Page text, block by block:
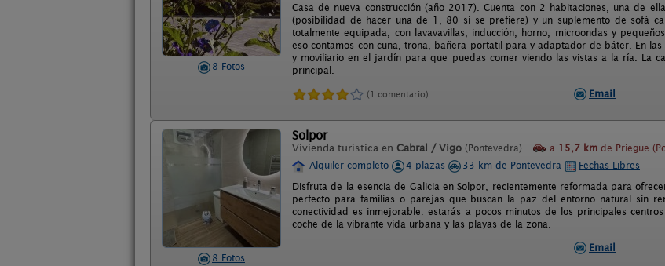
8 Fotos
Casa de nueva construcción (año 2017). Cuenta con 2 habitaciones, una de
(posibilidad de hacer una de 1, 80 si se prefiere) y un suplemento de sofá
totalmente equipada, con lavavavillas, inducción, horno, microondas y
eso contamos con cuna, trona, bañera portatil para y adaptador de báter. En
y moviliario en el jardín para que puedas comer viendo las vistas a la ría. La
principal.
(1 comentario) Email
8 Fotos
Solpor
Vivienda turística en Cabral / Vigo (Pontevedra) a 15,7 km de Priegue
Alquiler completo
4 plazas 33 km de Pontevedra
Fechas Libres
Disfruta de la esencia de Galicia en Solpor, recientemente reformada para
perfecto para familias o parejas que buscan la paz del entorno natural sin
conectividad es inmejorable: estarás a pocos minutos de los principales
coche de la vibrante vida urbana y las playas de la zona.
Email